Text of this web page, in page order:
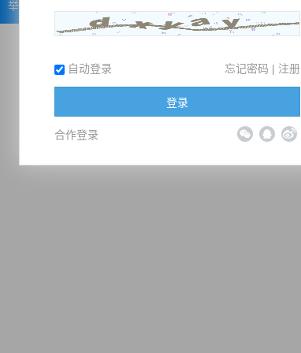
举报
自动登录 忘记密码 | 注册
登录
合作登录